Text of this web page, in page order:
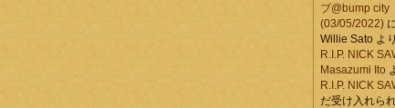
ブ@bump city
(03/05/2022)
Willie Sato より
R.I.P. NICK
Masazumi Ito
R.I.P. NICK
だ受け入れら